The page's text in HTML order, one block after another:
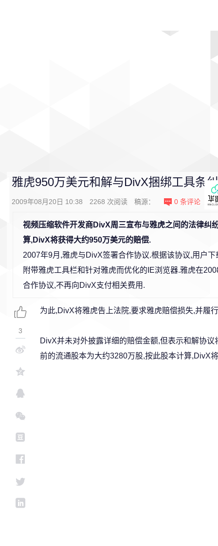
雅虎950万美元和解与DivX捆绑工具条
2009年08月20日 10:38 2268 次阅读 稿源： 0 条评论
视频压缩软件开发商DivX周三宣布与雅虎之间的法律纠
算,DivX将获得大约950万美元的赔偿.
2007年9月,雅虎与DivX签署合作协议.根据该协议,用户
附带雅虎工具栏和针对雅虎而优化的IE浏览器.雅虎在
合作协议,不再向DivX支付相关费用.
为此,DivX将雅虎告上法院,要求雅虎赔偿损失,并履
DivX并未对外披露详细的赔偿金额,但表示和解协
前的流通股本为大约3280万股,按此股本计算,DivX
3